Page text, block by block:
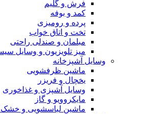
فرش و گلیم
کمد و بوفه
پرده و رومیزی
تخت و اتاق خواب
مبلمان و صندلی راحتی
میز تلویزیون و وسایل سیستم پخش
وسایل آشپزخانه
ماشین ظرفشویی
یخچال و فریزر
وسایل آشپزی و غذاخوری
مایکروویو و گاز
ماشین لباسشویی و خشک کننده